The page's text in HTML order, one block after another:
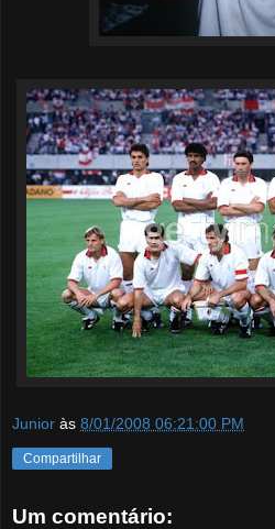
Junior às 8/01/2008 06:21:00 PM
Compartilhar
Um comentário: